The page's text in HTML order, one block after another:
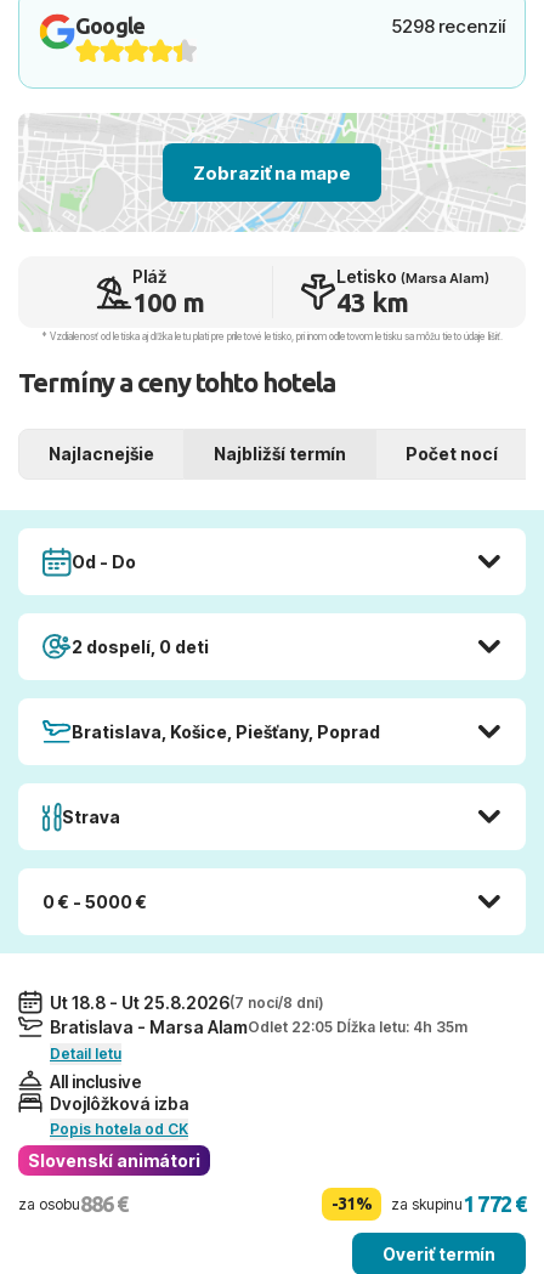
Google 5298 recenzií
Zobraziť na mape
Pláž
100 m
Letisko (Marsa Alam)
43 km
* Vzdialenosť od letiska aj dľžka letu platí pre príletové letisko, pri inom odletovom letisku sa môžu tieto údaje líšiť.
Termíny a ceny tohto hotela
Najlacnejšie Najbližší termín Počet nocí
Od - Do
2 dospelí, 0 deti
Bratislava, Košice, Piešťany, Poprad
Strava
0 € - 5000 €
Ut 18.8 - Ut 25.8.2026(7 nocí/8 dní)
Bratislava - Marsa AlamOdlet 22:05 Dĺžka letu: 4h 35m
Detail letu
All inclusive
Dvojlôžková izba
Popis hotela od CK
Slovenskí animátori
za osobu886 € -31% za skupinu1 772 €
Overiť termín